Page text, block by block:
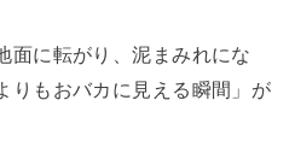
面に転がり、泥まみれにな
りもおバカに見える瞬間」が